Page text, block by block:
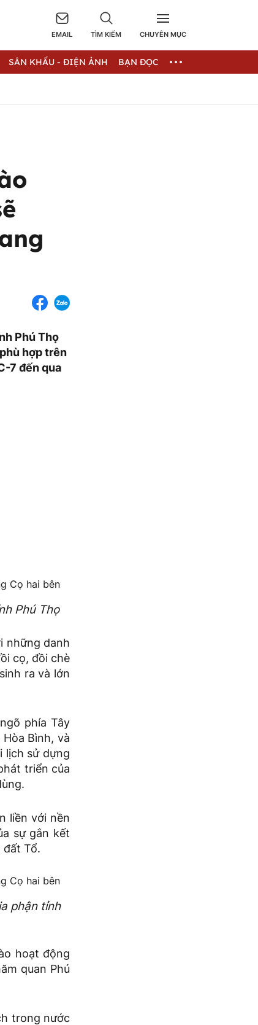
EMAIL TÌM KIẾM CHUYÊN MỤC
SÂN KHẤU - ĐIỆN ẢNH BẠN ĐỌC
Phú Thọ
hợp trên
7 đến qua
Phú Thọ
những danh
cọ, đồi chè
ra và lớn
phía Tây
Bình, và
lịch sử dựng
triển của
liền với nền
sự gắn kết
đất Tổ.
phận tỉnh
hoạt động
quan Phú
trong nước